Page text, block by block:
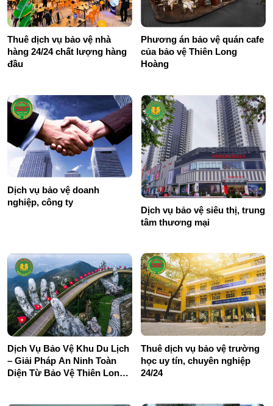
Thuê dịch vụ bảo vệ nhà
hàng 24/24 chất lượng hàng
đầu
Phương án bảo vệ quán cafe
của bảo vệ Thiên Long
Hoàng
Dịch vụ bảo vệ doanh
nghiệp, công ty
Dịch vụ bảo vệ siêu thị, trung
tâm thương mại
Dịch Vụ Bảo Vệ Khu Du Lịch
– Giải Pháp An Ninh Toàn
Diện Từ Bảo Vệ Thiên Long
Thuê dịch vụ bảo vệ trường
học uy tín, chuyên nghiệp
24/24